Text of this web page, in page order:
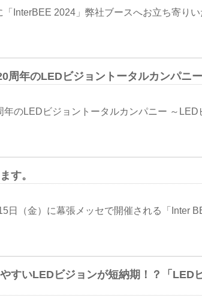
InterBEE 2024」弊社ブースへお立ち寄り
周年のLEDビジョントータルカンパニ
年のLEDビジョントータルカンパニー ～
す。
日（金）に幕張メッセで開催される「Inter
すいLEDビジョンが短納期！？「LED